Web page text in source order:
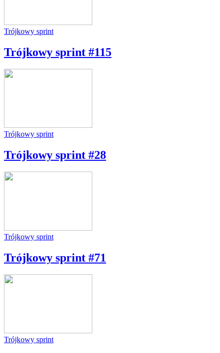
Trójkowy sprint
Trójkowy sprint #115
Trójkowy sprint
Trójkowy sprint #28
Trójkowy sprint
Trójkowy sprint #71
Trójkowy sprint